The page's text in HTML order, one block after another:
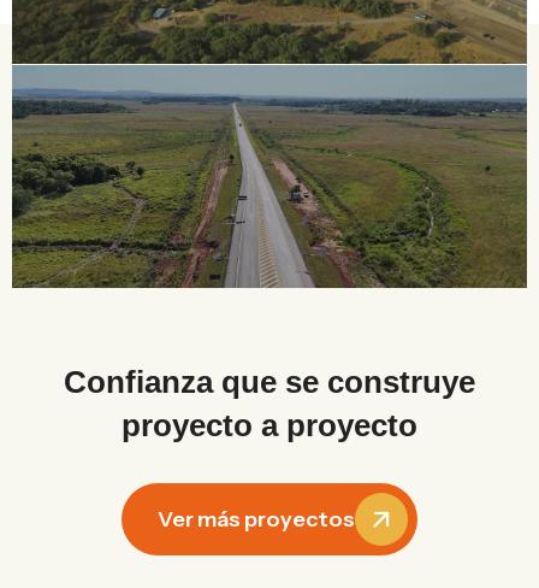
Confianza que se construye
proyecto a proyecto
Ver más proyectos